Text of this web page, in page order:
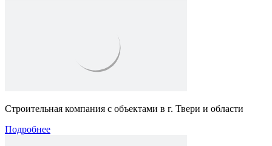
Строительная компания с объектами в г. Твери и области
Подробнее